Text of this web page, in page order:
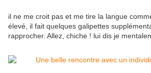
il ne me croit pas et me tire la langue
élevé, il fait quelques galipettes
rapprocher. Allez, chiche ! lui dis je